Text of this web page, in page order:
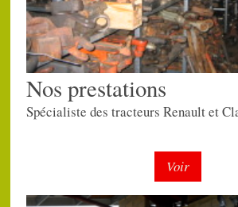
Nos prestations
Spécialiste des tracteurs Renault et
Voir